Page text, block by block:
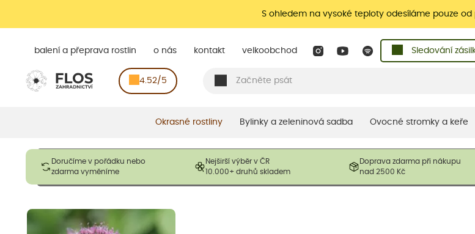
S ohledem na vysoké teploty odesíláme pouze
balení a přeprava rostlin o nás kontakt velkoobchod Sledování
4.52/5
Okrasné rostliny Bylinky a zeleninová sadba Ovocné stromky a keře
Doručíme v pořádku nebo
zdarma vyměníme
Nejširší výběr v ČR
10.000+ druhů skladem
Doprava zdarma při nákupu
nad 2500 Kč
Obrázky slouží pouze pro ilustrační účely a mají reprezentovat prodávané produkty. V závislosti na sezónnosti mohou
opadavé rostliny dodávány v dormantním stavu a bez listů. Rostliny mohou být také sestřiženy níže, než je uvedená